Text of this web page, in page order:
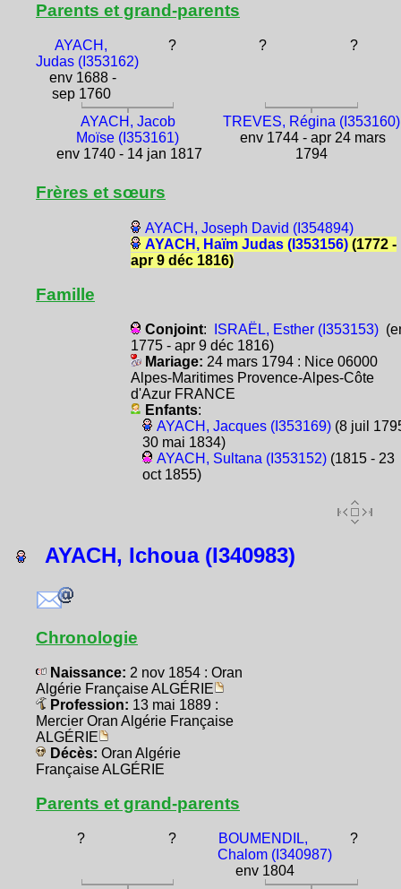
Parents et grand-parents
AYACH,
Judas (I353162)
env 1688 -
sep 1760
? ? ?
AYACH, Jacob
Moïse (I353161)
env 1740 - 14 jan 1817
TREVES, Régina (I353160)
env 1744 - apr 24 mars
1794
Frères et sœurs
AYACH, Joseph David (I354894)
AYACH, Haïm Judas (I353156)(1772 -
apr 9 déc 1816)
Famille
Conjoint: ISRAËL, Esther (I353153)
1775 - apr 9 déc 1816)
Mariage: 24 mars 1794 : Nice 06000
Alpes-Maritimes Provence-Alpes-Côte
d'Azur FRANCE
Enfants:
AYACH, Jacques (I353169)(8 juil
30 mai 1834)
AYACH, Sultana (I353152)(1815 - 23
oct 1855)
AYACH, Ichoua (I340983)
Chronologie
Naissance: 2 nov 1854 : Oran
Algérie Française ALGÉRIE
Profession: 13 mai 1889 :
Mercier Oran Algérie Française
ALGÉRIE
Décès: Oran Algérie
Française ALGÉRIE
Parents et grand-parents
? ?
BOUMENDIL,
Chalom (I340987)
env 1804
?